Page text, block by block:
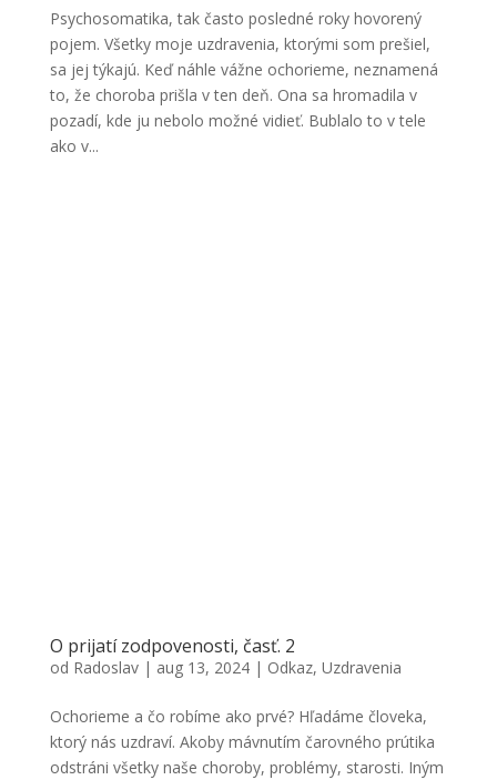
Psychosomatika, tak často posledné roky hovorený
pojem. Všetky moje uzdravenia, ktorými som prešiel,
sa jej týkajú. Keď náhle vážne ochorieme, neznamená
to, že choroba prišla v ten deň. Ona sa hromadila v
pozadí, kde ju nebolo možné vidieť. Bublalo to v tele
ako v...
O prijatí zodpovenosti, časť. 2
od Radoslav| aug 13, 2024| Odkaz, Uzdravenia
Ochorieme a čo robíme ako prvé? Hľadáme človeka,
ktorý nás uzdraví. Akoby mávnutím čarovného prútika
odstráni všetky naše choroby, problémy, starosti. Iným